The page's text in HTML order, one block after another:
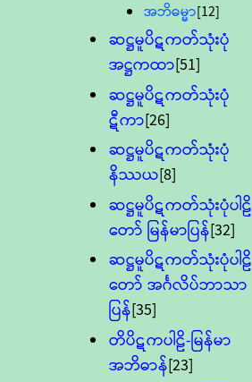
အဘိဓမ္မာ[12]
ဆဋ္ဌမူပိဋကတ်သုံးပုံ
အဋ္ဌကထာ[51]
ဆဋ္ဌမူပိဋကတ်သုံးပုံ
ဋီကာ[26]
ဆဋ္ဌမူပိဋကတ်သုံးပုံ
နိဿယ[8]
ဆဋ္ဌမူပိဋကတ်သုံးပုံပါဠိ
တော် မြန်မာပြန်[32]
ဆဋ္ဌမူပိဋကတ်သုံးပုံပါဠိ
တော် အင်္ဂလိပ်ဘာသာ
ပြန်[35]
တိပိဋကပါဠိ-မြန်မာ
အဘိဓာန်[23]